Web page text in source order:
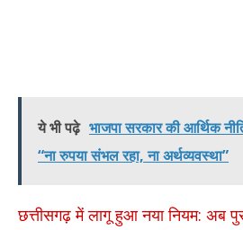
ये भी पढ़े भाजपा सरकार की आर्थिक
“ना रुपया संभल रहा, ना अर्थव्यवस्था”
छत्तीसगढ़ में लागू हुआ नया नियम: अब